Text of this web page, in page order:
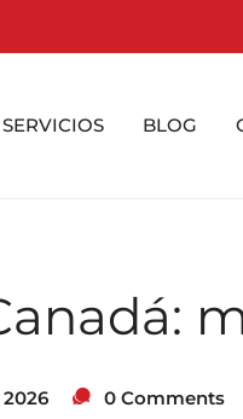
SERVICIOS BLOG
0 Comments